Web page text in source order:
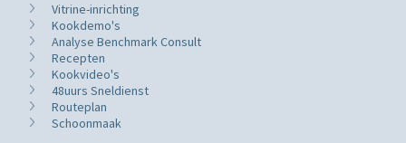
Vitrine-inrichting
Kookdemo's
Analyse Benchmark Consult
Recepten
Kookvideo's
48uurs Sneldienst
Routeplan
Schoonmaak